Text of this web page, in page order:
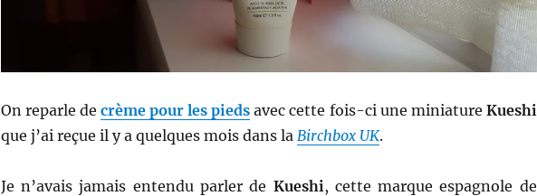
On reparle decrème pour les pieds avec cette fois-ci une miniature Kueshi
que j’ai reçue il y a quelques mois dans la Birchbox UK.
Je n’avais jamais entendu parler de Kueshi , cette marque espagnole de